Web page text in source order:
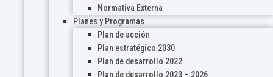
Normativa Externa
Planes y Programas
Plan de acción
Plan estratégico 2030
Plan de desarrollo 2022
Plan de desarrollo 2023 – 2026